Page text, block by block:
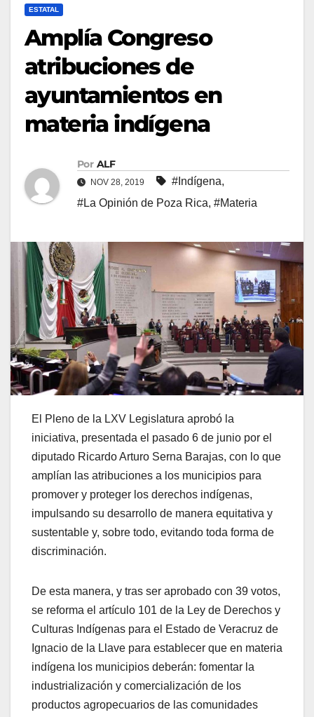
ESTATAL
Amplía Congreso
atribuciones de
ayuntamientos en
materia indígena
Por ALF
NOV 28, 2019 #Indígena,
#La Opinión de Poza Rica, #Materia
El Pleno de la LXV Legislatura aprobó la
iniciativa, presentada el pasado 6 de junio por el
diputado Ricardo Arturo Serna Barajas, con lo que
amplían las atribuciones a los municipios para
promover y proteger los derechos indígenas,
impulsando su desarrollo de manera equitativa y
sustentable y, sobre todo, evitando toda forma de
discriminación.
De esta manera, y tras ser aprobado con 39 votos,
se reforma el artículo 101 de la Ley de Derechos y
Culturas Indígenas para el Estado de Veracruz de
Ignacio de la Llave para establecer que en materia
indígena los municipios deberán: fomentar la
industrialización y comercialización de los
productos agropecuarios de las comunidades